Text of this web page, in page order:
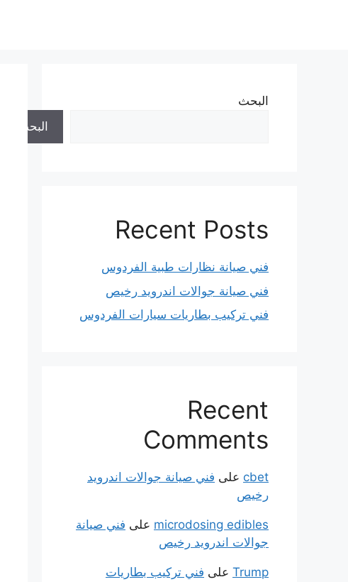
البحث
البحث
Recent Posts
فني صيانة نظارات طبية الفردوس
فني صيانة جوالات اندرويد رخيص
فني تركيب بطاريات سيارات الفردوس
Recent
Comments
cbet على فني صيانة جوالات اندرويد
رخيص
microdosing edibles على فني صيانة
جوالات اندرويد رخيص
Trump على فني تركيب بطاريات